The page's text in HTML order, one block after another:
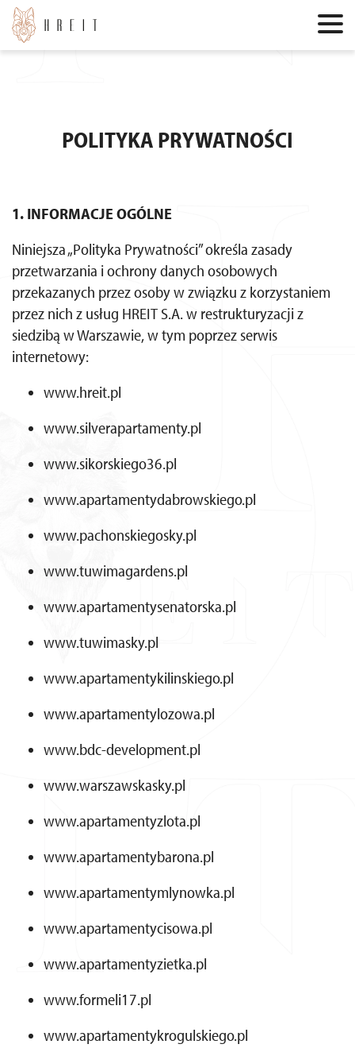
POLITYKA PRYWATNOŚCI
1. INFORMACJE OGÓLNE
Niniejsza „Polityka Prywatności” określa zasady
przetwarzania i ochrony danych osobowych
przekazanych przez osoby w związku z korzystaniem
przez nich z usług HREIT S.A. w restrukturyzacji z
siedzibą w Warszawie, w tym poprzez serwis
internetowy:
www.hreit.pl
www.silverapartamenty.pl
www.sikorskiego36.pl
www.apartamentydabrowskiego.pl
www.pachonskiegosky.pl
www.tuwimagardens.pl
www.apartamentysenatorska.pl
www.tuwimasky.pl
www.apartamentykilinskiego.pl
www.apartamentylozowa.pl
www.bdc-development.pl
www.warszawskasky.pl
www.apartamentyzlota.pl
www.apartamentybarona.pl
www.apartamentymlynowka.pl
www.apartamentycisowa.pl
www.apartamentyzietka.pl
www.formeli17.pl
www.apartamentykrogulskiego.pl